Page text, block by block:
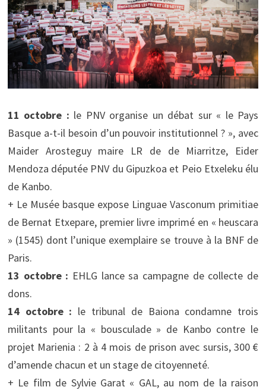
11 octobre : le PNV organise un débat sur « le Pays
Basque a-t-il besoin d’un pouvoir institutionnel ? », avec
Maider Arosteguy maire LR de de Miarritze, Eider
Mendoza députée PNV du Gipuzkoa et Peio Etxeleku élu
de Kanbo.
+ Le Musée basque expose Linguae Vasconum primitiae
de Bernat Etxepare, premier livre imprimé en « heuscara
» (1545) dont l’unique exemplaire se trouve à la BNF de
Paris.
13 octobre : EHLG lance sa campagne de collecte de
dons.
14 octobre : le tribunal de Baiona condamne trois
militants pour la « bousculade » de Kanbo contre le
projet Marienia : 2 à 4 mois de prison avec sursis, 300 €
d’amende chacun et un stage de citoyenneté.
+ Le film de Sylvie Garat « GAL, au nom de la raison